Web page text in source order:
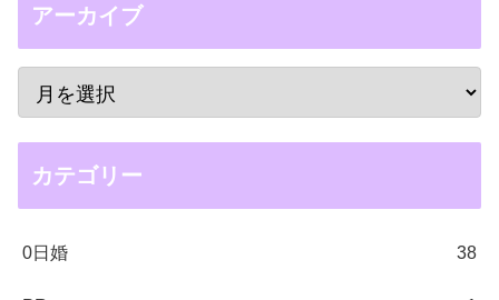
アーカイブ
カテゴリー
0日婚 38